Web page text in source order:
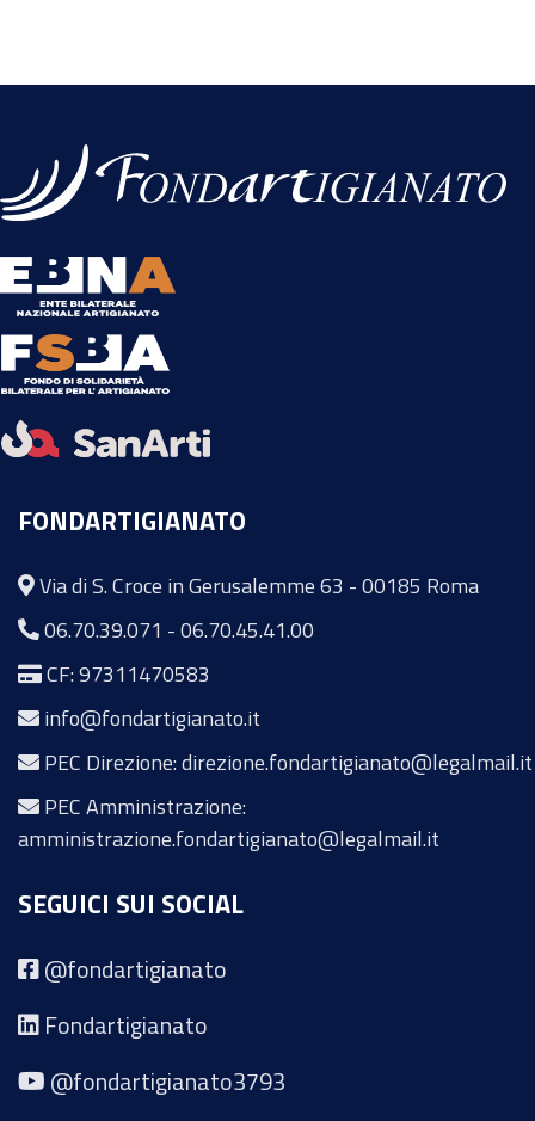
FONDARTIGIANATO
Via di S. Croce in Gerusalemme 63 - 00185 Roma
06.70.39.071 -06.70.45.41.00
CF: 97311470583
info@fondartigianato.it
PEC Direzione: direzione.fondartigianato@legalmail.it
PEC Amministrazione:
amministrazione.fondartigianato@legalmail.it
SEGUICI SUI SOCIAL
@fondartigianato
Fondartigianato
@fondartigianato3793